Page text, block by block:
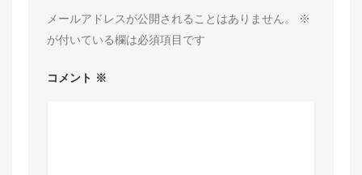
メールアドレスが公開されることはありません。
※
が付いている欄は必須項目です
コメント ※